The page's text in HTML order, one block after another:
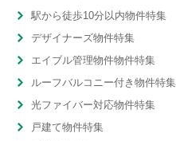
駅から徒歩10分以内物件特集
デザイナーズ物件特集
エイブル管理物件物件特集
ルーフバルコニー付き物件特集
光ファイバー対応物件特集
戸建て物件特集